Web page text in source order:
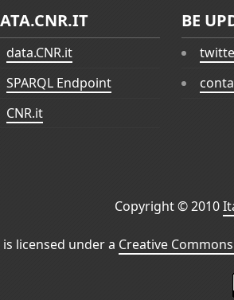
data.CNR.it
SPARQL Endpoint
CNR.it
BE
Copyright © 2010
licensed under a Creative